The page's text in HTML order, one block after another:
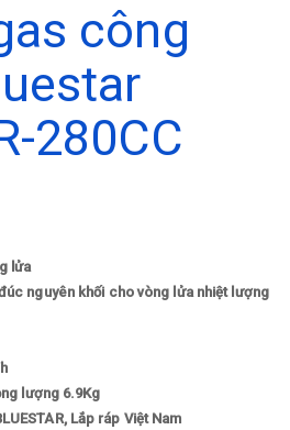
công
280CC
lửa
nguyên khối cho vòng lửa nhiệt lượng
lượng 6.9Kg
Lắp ráp Việt Nam